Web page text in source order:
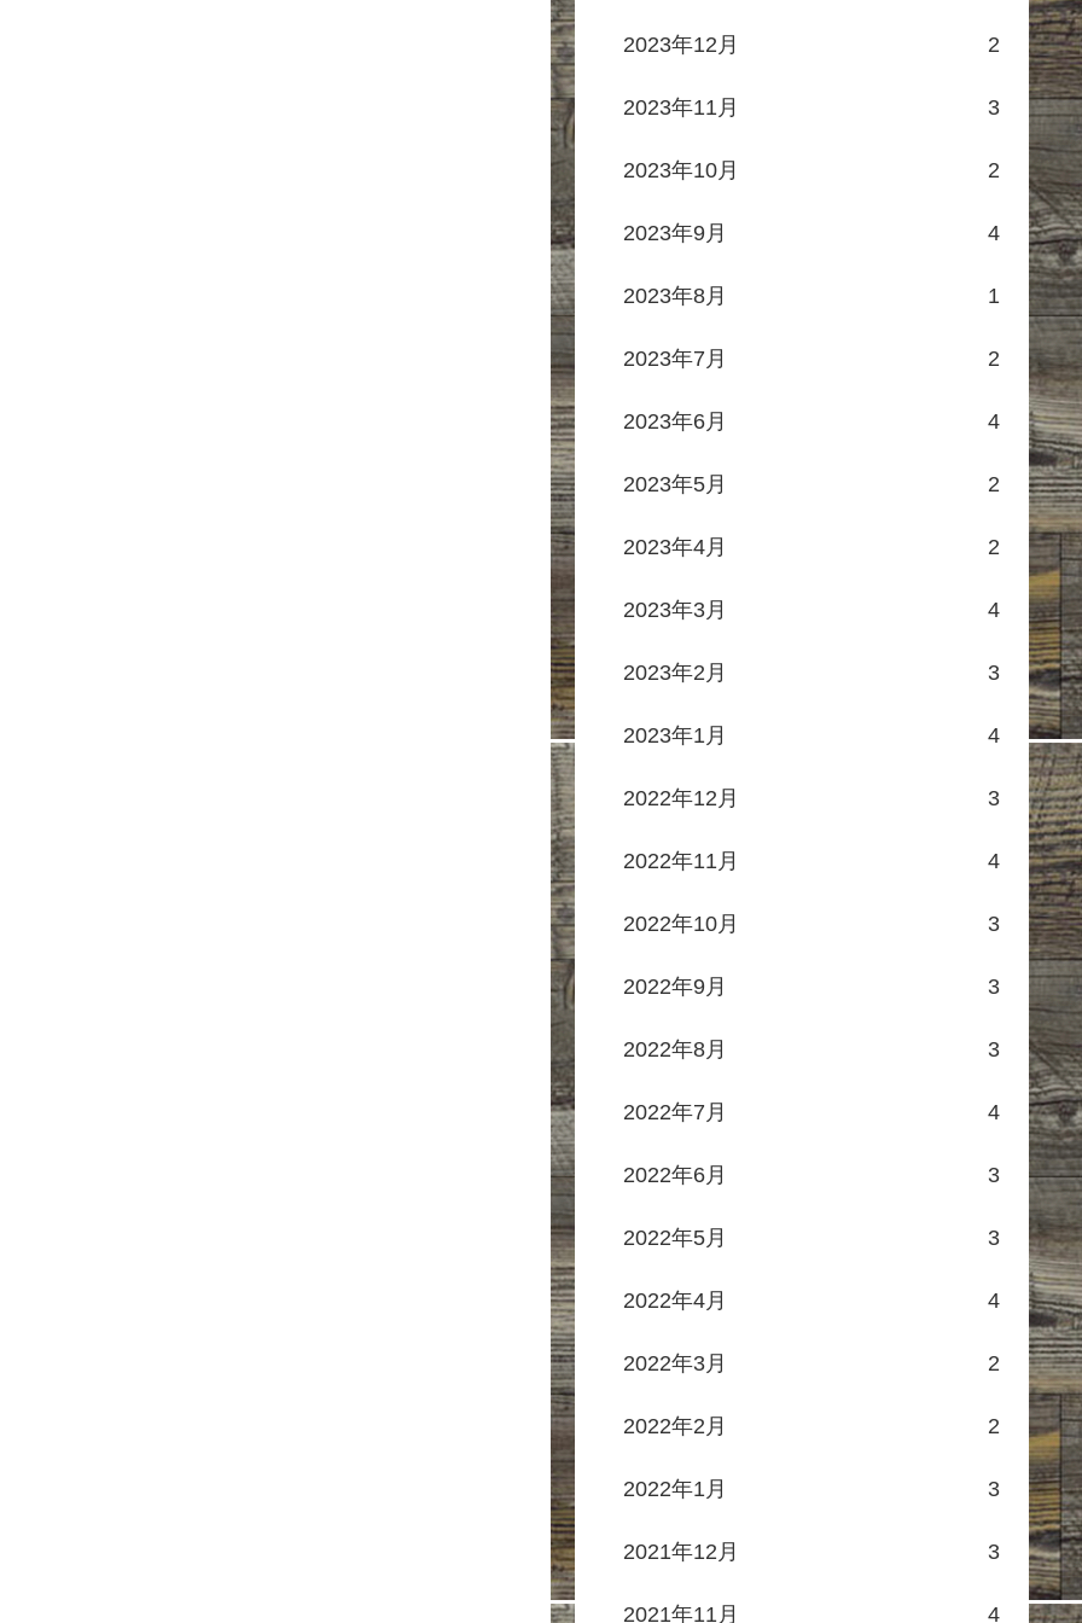
2023年12月 2
2023年11月 3
2023年10月 2
2023年9月 4
2023年8月 1
2023年7月 2
2023年6月 4
2023年5月 2
2023年4月 2
2023年3月 4
2023年2月 3
2023年1月 4
2022年12月 3
2022年11月 4
2022年10月 3
2022年9月 3
2022年8月 3
2022年7月 4
2022年6月 3
2022年5月 3
2022年4月 4
2022年3月 2
2022年2月 2
2022年1月 3
2021年12月 3
2021年11月 4